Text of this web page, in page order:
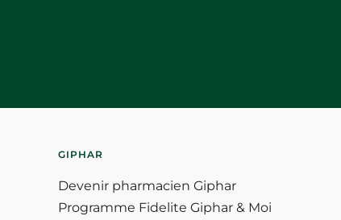
GIPHAR
Devenir pharmacien Giphar
Programme Fidelite Giphar & Moi